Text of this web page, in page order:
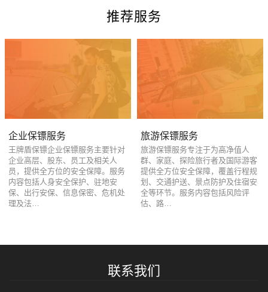
推荐服务
企业保镖服务
王牌盾保镖企业保镖服务主要针对
企业高层、股东、员工及相关人
员，提供全方位的安全保障。服务
内容包括人身安全保护、驻地安
保、出行安保、信息保密、危机处
理及法…
旅游保镖服务
旅游保镖服务专注于为高净值人
群、家庭、探险旅行者及国际游客
提供全方位安全保障，覆盖行程规
划、交通护送、景点防护及住宿安
全等环节。服务内容包括风险评
估、路…
联系我们